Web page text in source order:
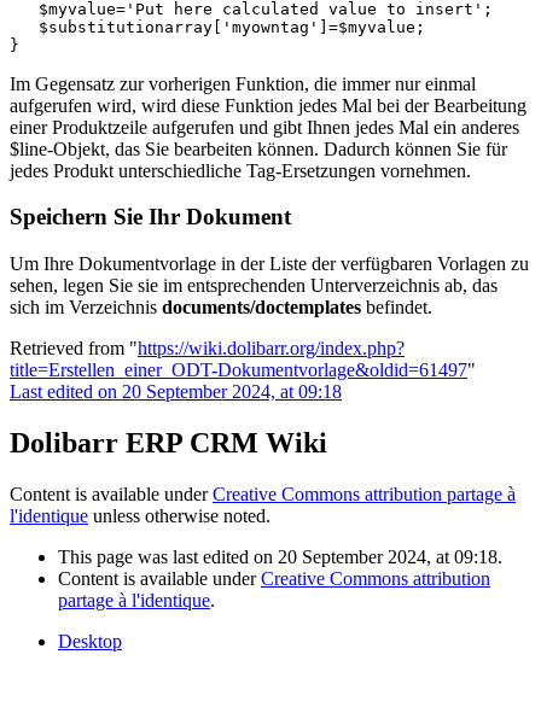
$myvalue= 'Put here calculated value to insert' ;
$substitutionarray [ 'myowntag' ] =$myvalue ;
}
Im Gegensatz zur vorherigen Funktion, die immer nur einmal
aufgerufen wird, wird diese Funktion jedes Mal bei der Bearbeitung
einer Produktzeile aufgerufen und gibt Ihnen jedes Mal ein anderes
$line-Objekt, das Sie bearbeiten können. Dadurch können Sie für
jedes Produkt unterschiedliche Tag-Ersetzungen vornehmen.
Speichern Sie Ihr Dokument
Um Ihre Dokumentvorlage in der Liste der verfügbaren Vorlagen zu
sehen, legen Sie sie im entsprechenden Unterverzeichnis ab, das
sich im Verzeichnis documents/doctemplates befindet.
Retrieved from "https://wiki.dolibarr.org/index.php?
title=Erstellen_einer_ODT-Dokumentvorlage&oldid=61497"
Last edited on 20 September 2024, at 09:18
Dolibarr ERP CRM Wiki
Content is available underCreative Commons attribution partage à
l'identique unless otherwise noted.
This page was last edited on 20 September 2024, at 09:18.
Content is available underCreative Commons attribution
partage à l'identique.
Desktop